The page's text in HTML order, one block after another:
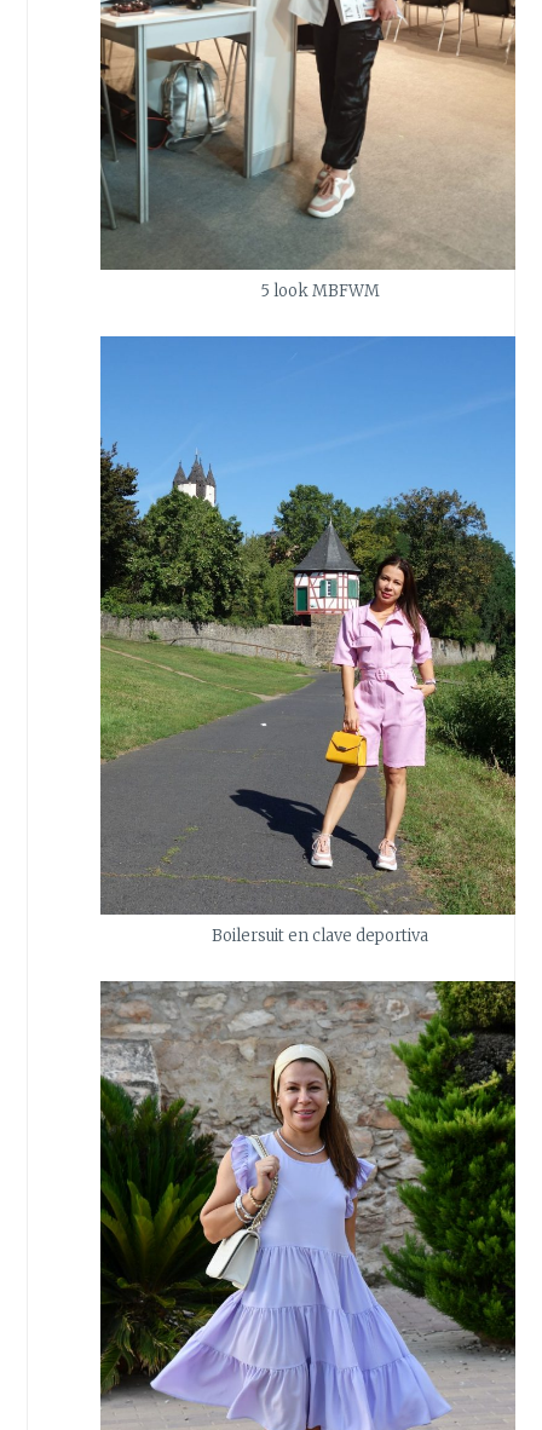
5 look MBFWM
Boilersuit en clave deportiva